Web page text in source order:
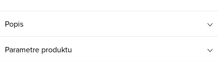
Popis
Parametre produktu